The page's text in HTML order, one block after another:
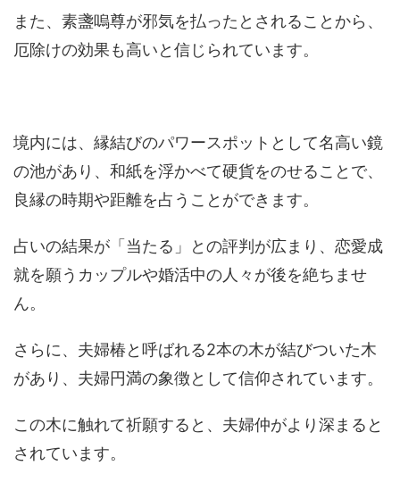
また、素盞嗚尊が邪気を払ったとされることから、
厄除けの効果も高いと信じられています。
境内には、縁結びのパワースポットとして名高い鏡
の池があり、和紙を浮かべて硬貨をのせることで、
良縁の時期や距離を占うことができます。
占いの結果が「当たる」との評判が広まり、恋愛成
就を願うカップルや婚活中の人々が後を絶ちませ
ん。
さらに、夫婦椿と呼ばれる2本の木が結びついた木
があり、夫婦円満の象徴として信仰されています。
この木に触れて祈願すると、夫婦仲がより深まると
されています。